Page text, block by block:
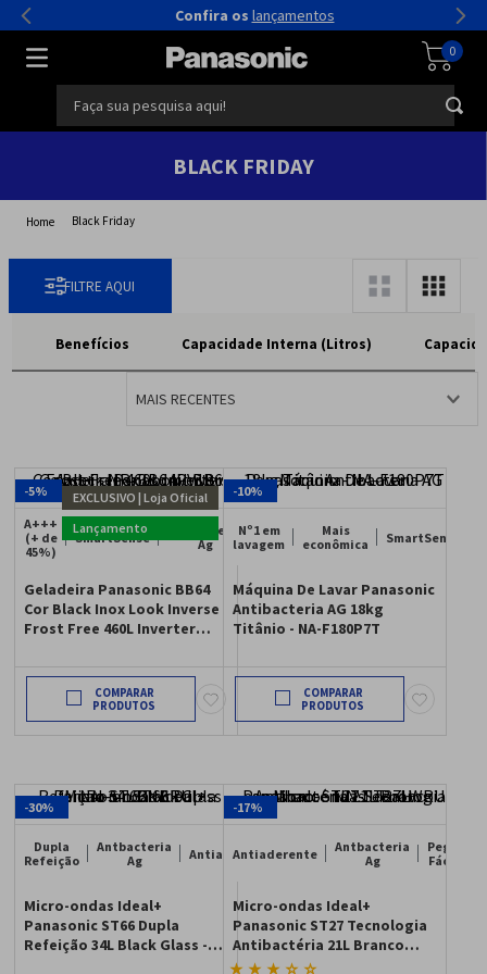
Confira oslançamentos
0
BLACK FRIDAY
Black Friday
Benefícios Capacidade Interna (Litros)
MAIS RECENTES
-5%
A+++
(+ de
45%)
SmartSense
Antbacteria
Ag
Geladeira Panasonic BB64
Cor Black Inox Look Inverse
Frost Free 460L Inverter
COMPARAR
-10%
Nº1 em
lavagem
Mais
econômica
SmartSense
Máquina De Lavar Panasonic
Antibacteria AG 18kg
Titânio - NA-F180P7T
COMPARAR
-30%
Dupla
Refeição
Antbacteria
Ag
Antiaderente
Micro-ondas Ideal+
Panasonic ST66 Dupla
Refeição 34L Black Glass -
-17%
Antiaderente
Antbacteria
Ag
Pega
Fácil
Micro-ondas Ideal+
Panasonic ST27 Tecnologia
Antibactéria 21L Branco
espelhado - NN-ST27LWRU
★ ★ ★ ☆ ☆